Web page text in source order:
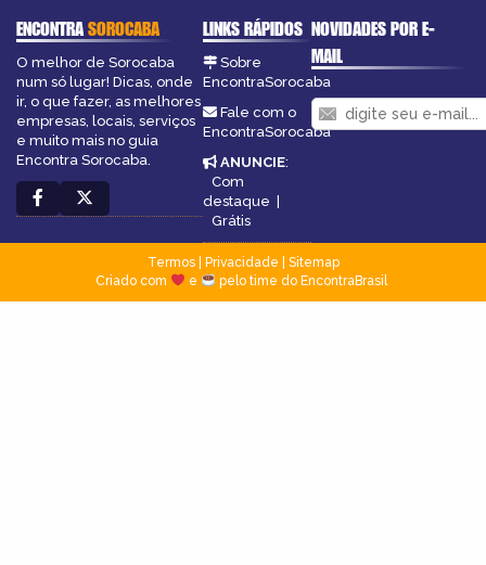
ENCONTRASOROCABA
O melhor de Sorocaba
num só lugar! Dicas, onde
ir, o que fazer, as melhores
empresas, locais, serviços
e muito mais no guia
Encontra Sorocaba.
LINKS RÁPIDOS
Sobre
EncontraSorocaba
Fale com o
EncontraSorocaba
ANUNCIE:
Com
destaque |
Grátis
NOVIDADES POR E-
MAIL
Termos| Privacidade
Sitemap
Criado com
e pelo time do EncontraBrasil